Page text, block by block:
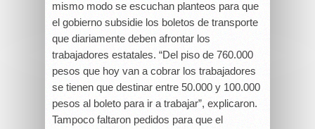
mismo modo se escuchan planteos para que
el gobierno subsidie los boletos de transporte
que diariamente deben afrontar los
trabajadores estatales. “Del piso de 760.000
pesos que hoy van a cobrar los trabajadores
se tienen que destinar entre 50.000 y 100.000
pesos al boleto para ir a trabajar”, explicaron.
Tampoco faltaron pedidos para que el